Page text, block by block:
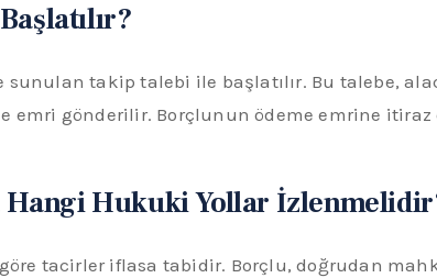
takip talebi ile başlatılır. Bu talebe,
emri gönderilir. Borçlunun ödeme emrine
Hukuki Yollar
tacirler iflasa tabidir. Borçlu, doğrudan